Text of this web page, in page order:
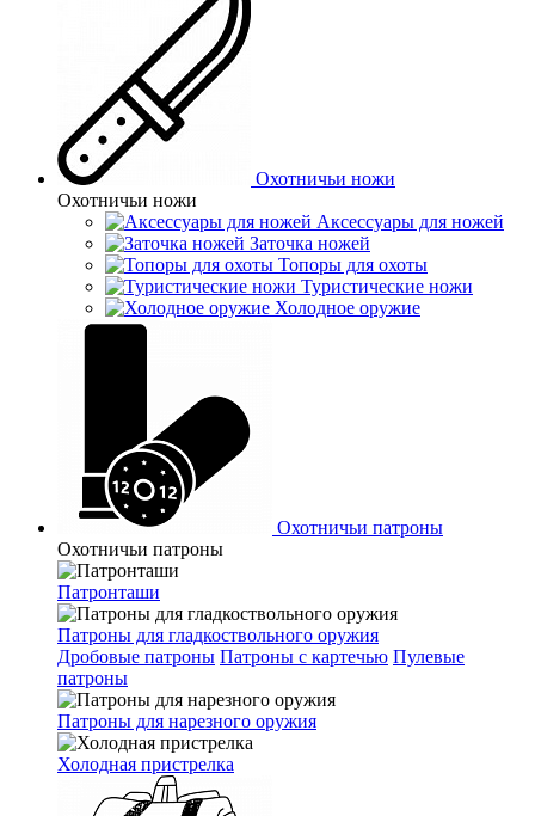
Охотничьи ножи
Охотничьи ножи
Аксессуары для ножей
Заточка ножей
Топоры для охоты
Туристические ножи
Холодное оружие
Охотничьи патроны
Охотничьи патроны
Патронташи
Патроны для гладкоствольного оружия
Дробовые патроны Патроны с картечью Пулевые
патроны
Патроны для нарезного оружия
Холодная пристрелка